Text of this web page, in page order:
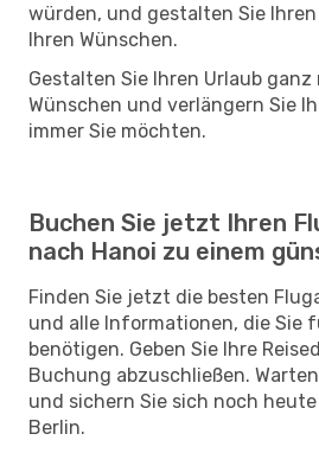
würden, und gestalten Sie
Ihren Wünschen.
Gestalten Sie Ihren Urlaub ganz
Wünschen und verlängern Sie
immer Sie möchten.
Buchen Sie jetzt Ihren
nach Hanoi zu einem
Finden Sie jetzt die besten
und alle Informationen, die Sie
benötigen. Geben Sie Ihre
Buchung abzuschließen.
und sichern Sie sich noch
Berlin.